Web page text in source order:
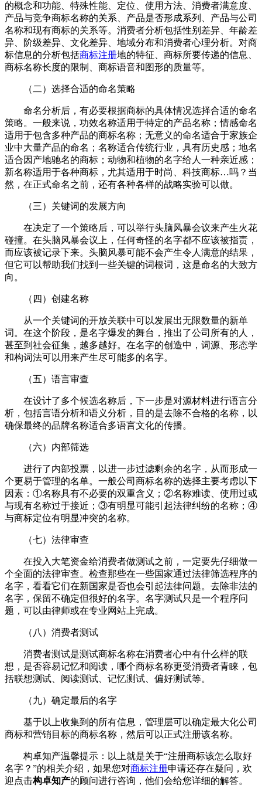
的概念和功能、特殊性能、定位、使用方法、消费者满意度、
产品与竞争商标名称的关系、产品是否形成系列、产品与公司
名称和现有商标的关系等。消费者分析包括性别差异、年龄差
异、阶级差异、文化差异、地域分布和消费者心理分析。对商
标信息的分析包括商标注册地的特征、商标所要传递的信息、
商标名称长度的限制、商标语音和图形的质量等。
（二）选择合适的命名策略
命名分析后，有必要根据商标的具体情况选择合适的命名
策略。一般来说，功效名称适用于特定的产品名称；情感命名
适用于包含多种产品的商标名称；无意义的命名适合于家族企
业中大量产品的命名；名称适合传统行业，具有历史感；地名
适合因产地驰名的商标；动物和植物的名字给人一种亲近感；
新名称适用于各种商标，尤其适用于时尚、科技商标…吗？当
然，在正式命名之前，还有各种各样的战略实验可以做。
（三）关键词的发展方向
在决定了一个策略后，可以举行头脑风暴会议来产生火花
碰撞。在头脑风暴会议上，任何奇怪的名字都不应该被指责，
而应该被记录下来。头脑风暴可能不会产生令人满意的结果，
但它可以帮助我们找到一些关键的词根词，这是命名的大致方
向。
（四）创建名称
从一个关键词的开放关联中可以发展出无限数量的新单
词。在这个阶段，是名字爆发的舞台，推出了公司所有的人，
甚至到社会征集，越多越好。在名字的创造中，词源、形态学
和构词法可以用来产生尽可能多的名字。
（五）语言审查
在设计了多个候选名称后，下一步是对源材料进行语言分
析，包括言语分析和语义分析，目的是去除不合格的名称，以
确保最终的品牌名称适合多语言文化的传播。
（六）内部筛选
进行了内部投票，以进一步过滤剩余的名字，从而形成一
个更易于管理的名单。一般公司商标名称的选择主要考虑以下
因素：①名称具有不必要的双重含义；②名称难读、使用过或
与现有名称过于接近；③有明显可能引起法律纠纷的名称；④
与商标定位有明显冲突的名称。
（七）法律审查
在投入大笔资金给消费者做测试之前，一定要先仔细做一
个全面的法律审查。检查那些在一些国家通过法律筛选程序的
名字，看看它们在新国家是否也会引起法律问题。去除非法的
名字，保留不确定但很好的名字。名字测试只是一个程序问
题，可以由律师或在专业网站上完成。
（八）消费者测试
消费者测试是测试商标名称在消费者心中有什么样的联
想，是否容易记忆和阅读，哪个商标名称更受消费者青睐，包
括联想测试、阅读测试、记忆测试、偏好测试等。
（九）确定最后的名字
基于以上收集到的所有信息，管理层可以确定最大化公司
商标和营销目标的商标名称，然后可以正式注册该名称。
构卓知产温馨提示：以上就是关于“注册商标该怎么取好
名字？”的相关介绍，如果您对商标注册申请还存在疑问，欢
迎点击构卓知产的顾问进行咨询，他们会给您详细的解答。